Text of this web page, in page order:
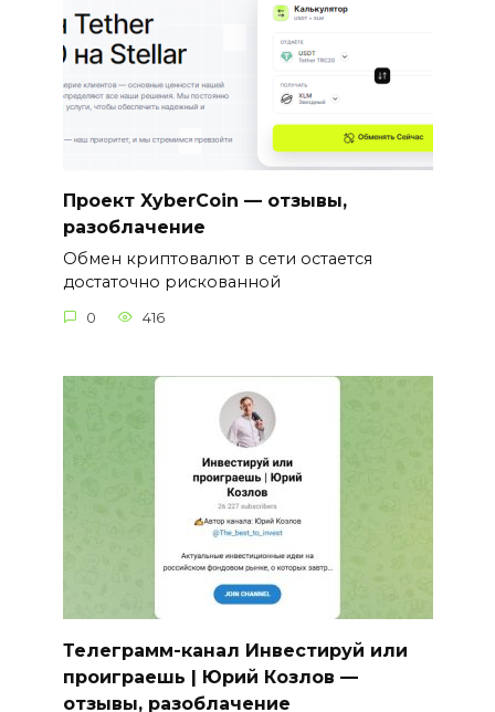
Проект XyberCoin — отзывы,
разоблачение
Обмен криптовалют в сети остается
достаточно рискованной
0 416
Телеграмм-канал Инвестируй или
проиграешь | Юрий Козлов —
отзывы, разоблачение